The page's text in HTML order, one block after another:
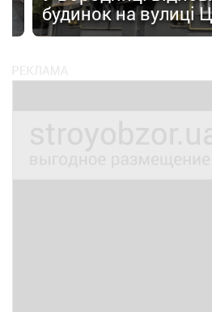
будинок на вулиці